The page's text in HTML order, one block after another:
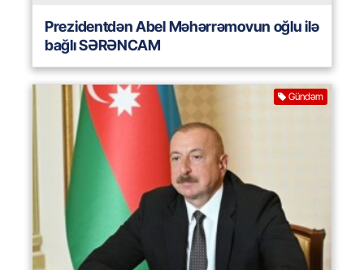
Prezidentdən Abel Məhərrəmovun oğlu ilə
bağlı SƏRƏNCAM
Gündəm